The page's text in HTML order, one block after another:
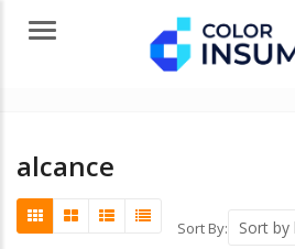
Menu
alcance
Sort By: